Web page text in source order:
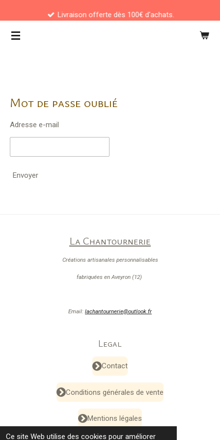
Ce site Web utilise des cookies pour améliorer
contenu
Livraison offerte dès 100€ d'achats.
Mot de passe oublié
Adresse e-mail
Envoyer
La Chantournerie
Créations artisanales personnalisables
fabriquées en Aveyron (12)
Email: lachantournerie@outlook.fr
Legal
Contact
Conditions générales de vente
Mentions légales